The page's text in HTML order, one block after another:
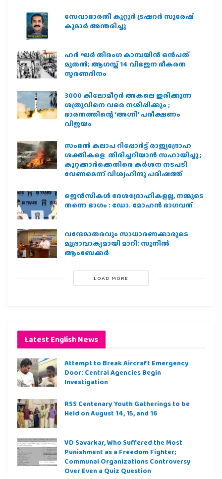
സേവാഭാരതി കുറ്റൂർ ട്രഷറർ സുരേഷ്
കുമാർ അന്തരിച്ചു
ഹര്‍ ഘര്‍ തിരംഗ കാമ്പയിന്‍ ഒന്‍പത്
മുതല്‍; ആഗസ്ത് 14 വിഭജന ഭീകരത
സ്മരണദിനം
3000 കിലോമീറ്റർ അകലെ ഇരിക്കുന്ന
ശത്രുവിനെ വരെ നശിപ്പിക്കും ;
ഭാരതത്തിന്റെ ‘അഗ്നി’ പരീക്ഷണം
വിജയം
സംഭൽ കലാപ റിപ്പോർട്ട് രാജ്യദ്രോഹ
ശക്തികളെ തിരിച്ചറിയാൻ സഹായിച്ചു ;
കുറ്റക്കാർക്കെതിരെ കർശന നടപടി
വേണമെന്ന് വിശ്വഹിന്ദു പരിഷത്ത്
ജെന്‍സികള്‍ ദേശദ്രോഹികളല്ല, നമ്മുടെ
തന്നെ ഭാഗം : ഡോ. മോഹന്‍ ഭാഗവത്
വന്ദേമാതരവും സാധാരണക്കാരുടെ
മുദ്രാവാക്യമായി മാറി: സുനിൽ
ആംബേക്കർ
LOAD MORE
Latest English News
Attempt to Break Aircraft Emergency
Door: Central Agencies Begin
Investigation
RSS Centenary Youth Gatherings to be
Held on August 14, 15, and 16
VD Savarkar, Who Suffered the Most
Punishment as a Freedom Fighter;
Communal Organizations Controversy
Over Even a Quiz Question